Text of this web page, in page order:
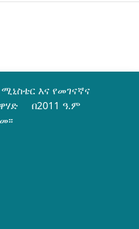
እና የመገናኛና
በ2011 ዓ.ም